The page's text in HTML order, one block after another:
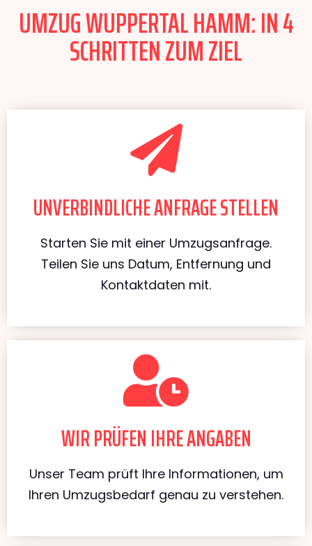
UMZUG WUPPERTAL HAMM: IN 4
SCHRITTEN ZUM ZIEL
UNVERBINDLICHE ANFRAGE STELLEN
Starten Sie mit einer Umzugsanfrage.
Teilen Sie uns Datum, Entfernung und
Kontaktdaten mit.
WIR PRÜFEN IHRE ANGABEN
Unser Team prüft Ihre Informationen, um
Ihren Umzugsbedarf genau zu verstehen.